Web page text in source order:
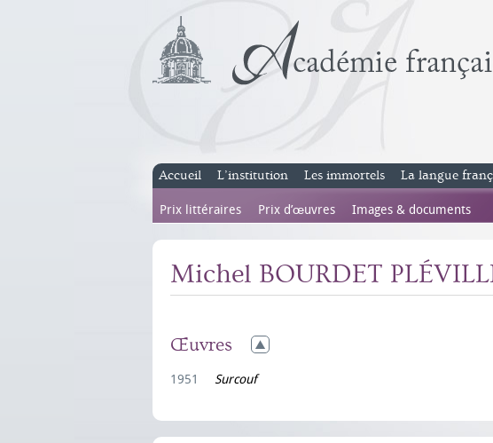
Accueil L’institution Les immortels La langue
Prix littéraires Prix d’œuvres Images & documents
Michel BOURDET
Œuvres
1951 Surcouf